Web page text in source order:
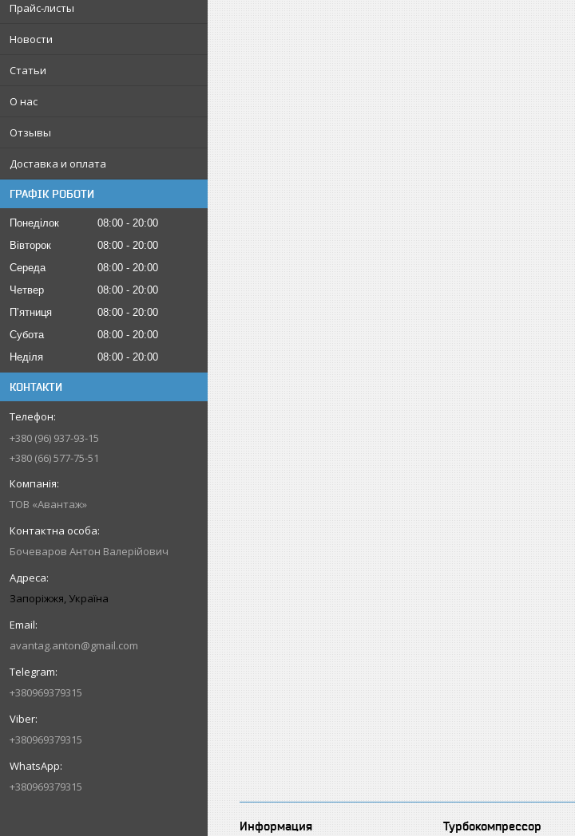
Прайс-листы
Новости
Статьи
О нас
Отзывы
Доставка и оплата
ГРАФІК РОБОТИ
Понеділок 08:00
20:00
Вівторок
08:00
20:00
Середа
08:00
20:00
Четвер
08:00
20:00
Пʼятниця
08:00
20:00
Субота
08:00
20:00
Неділя
08:00 20:00
КОНТАКТИ
+380 (96) 937-93-15
+380 (66) 577-75-51
ТОВ «Авантаж»
Бочеваров Антон Валерійович
Запоріжжя, Україна
avantag.anton@gmail.com
+380969379315
+380969379315
+380969379315
Информация Турбокомпрессор